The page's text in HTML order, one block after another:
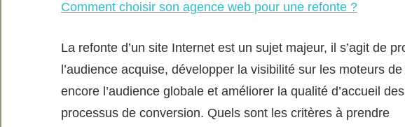
Comment choisir son agence web pour une refonte ?
La refonte d’un site Internet est un sujet majeur, il s’agit de
l’audience acquise, développer la visibilité sur les moteurs
encore l’audience globale et améliorer la qualité d’accueil
processus de conversion. Quels sont les critères à prendre